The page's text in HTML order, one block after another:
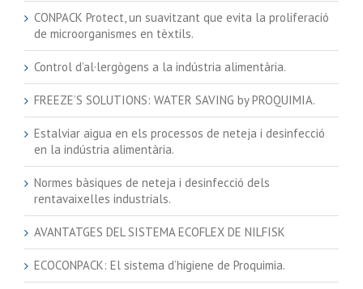
CONPACK Protect, un suavitzant que evita la proliferació
de microorganismes en tèxtils.
Control d’al·lergògens a la indústria alimentària.
FREEZE’S SOLUTIONS: WATER SAVING by PROQUIMIA.
Estalviar aigua en els processos de neteja i desinfecció
en la indústria alimentària.
Normes bàsiques de neteja i desinfecció dels
rentavaixelles industrials.
AVANTATGES DEL SISTEMA ECOFLEX DE NILFISK
ECOCONPACK: El sistema d’higiene de Proquimia.